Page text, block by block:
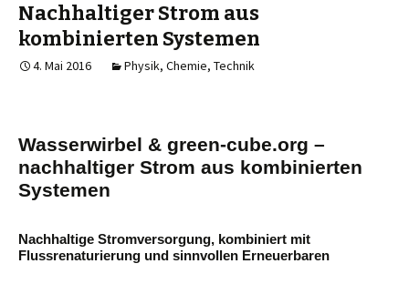
Nachhaltiger Strom aus
kombinierten Systemen
4. Mai 2016 Physik, Chemie, Technik
Wasserwirbel & green-cube.org –
nachhaltiger Strom aus kombinierten
Systemen
Nachhaltige Stromversorgung, kombiniert mit
Flussrenaturierung und sinnvollen Erneuerbaren